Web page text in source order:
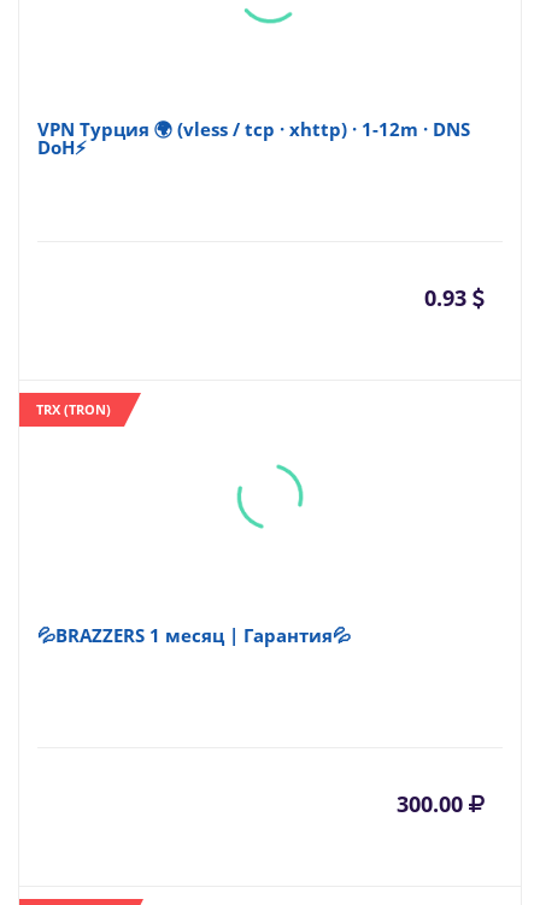
VPN Турция 🌍 (vless / tcp · xhttp) · 1-12m · DNS
DoH⚡
0.93
TRX (TRON)
💦BRAZZERS 1 месяц | Гарантия💦
300.00